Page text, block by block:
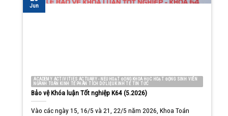
ACADEMY ACTIVITIES ACTUARY - NEU HOẠT ĐỘNG KHOA HỌC HOẠT ĐỘNG SINH VIÊN
NGÀNH TOÁN KINH TẾ PHÂN TÍCH DỮ LIỆU KINH TẾ TIN TỨC
Bảo vệ Khóa luận Tốt nghiệp K64 (5.2026)
Vào các ngày 15, 16/5 và 21, 22/5 năm 2026, Khoa Toán
Jun